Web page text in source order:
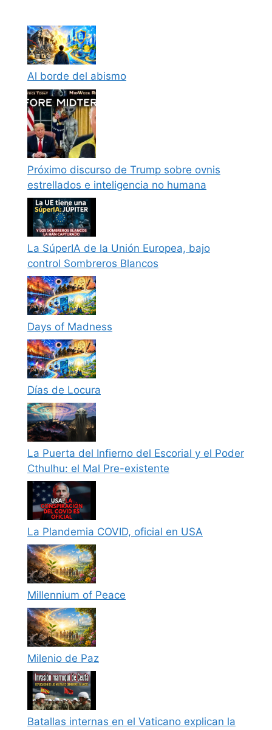
Al borde del abismo
Próximo discurso de Trump sobre ovnis
estrellados e inteligencia no humana
La SúperIA de la Unión Europea, bajo
control Sombreros Blancos
Days of Madness
Días de Locura
La Puerta del Infierno del Escorial y el Poder
Cthulhu: el Mal Pre-existente
La Plandemia COVID, oficial en USA
Millennium of Peace
Milenio de Paz
Batallas internas en el Vaticano explican la